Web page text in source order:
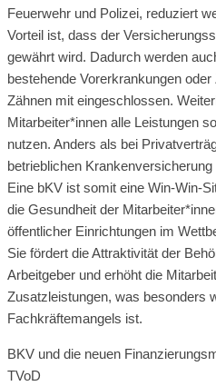
Feuerwehr und Polizei, reduziert
Vorteil ist, dass der
gewährt wird. Dadurch werden
bestehende Vorerkrankungen
Zähnen mit eingeschlossen.
Mitarbeiter*innen alle Leistungen
nutzen. Anders als bei
betrieblichen
Eine bKV ist somit eine Win-Win-
die Gesundheit der
öffentlicher Einrichtungen im
Sie fördert die Attraktivität der
Arbeitgeber und erhöht die
Zusatzleistungen, was besonders
Fachkräftemangels ist.
BKV und die neuen
TVoD